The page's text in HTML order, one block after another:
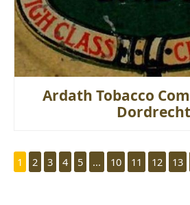
Ardath Tobacco
Dordrecht
1 2 3 4 5 ... 10 11 12 13